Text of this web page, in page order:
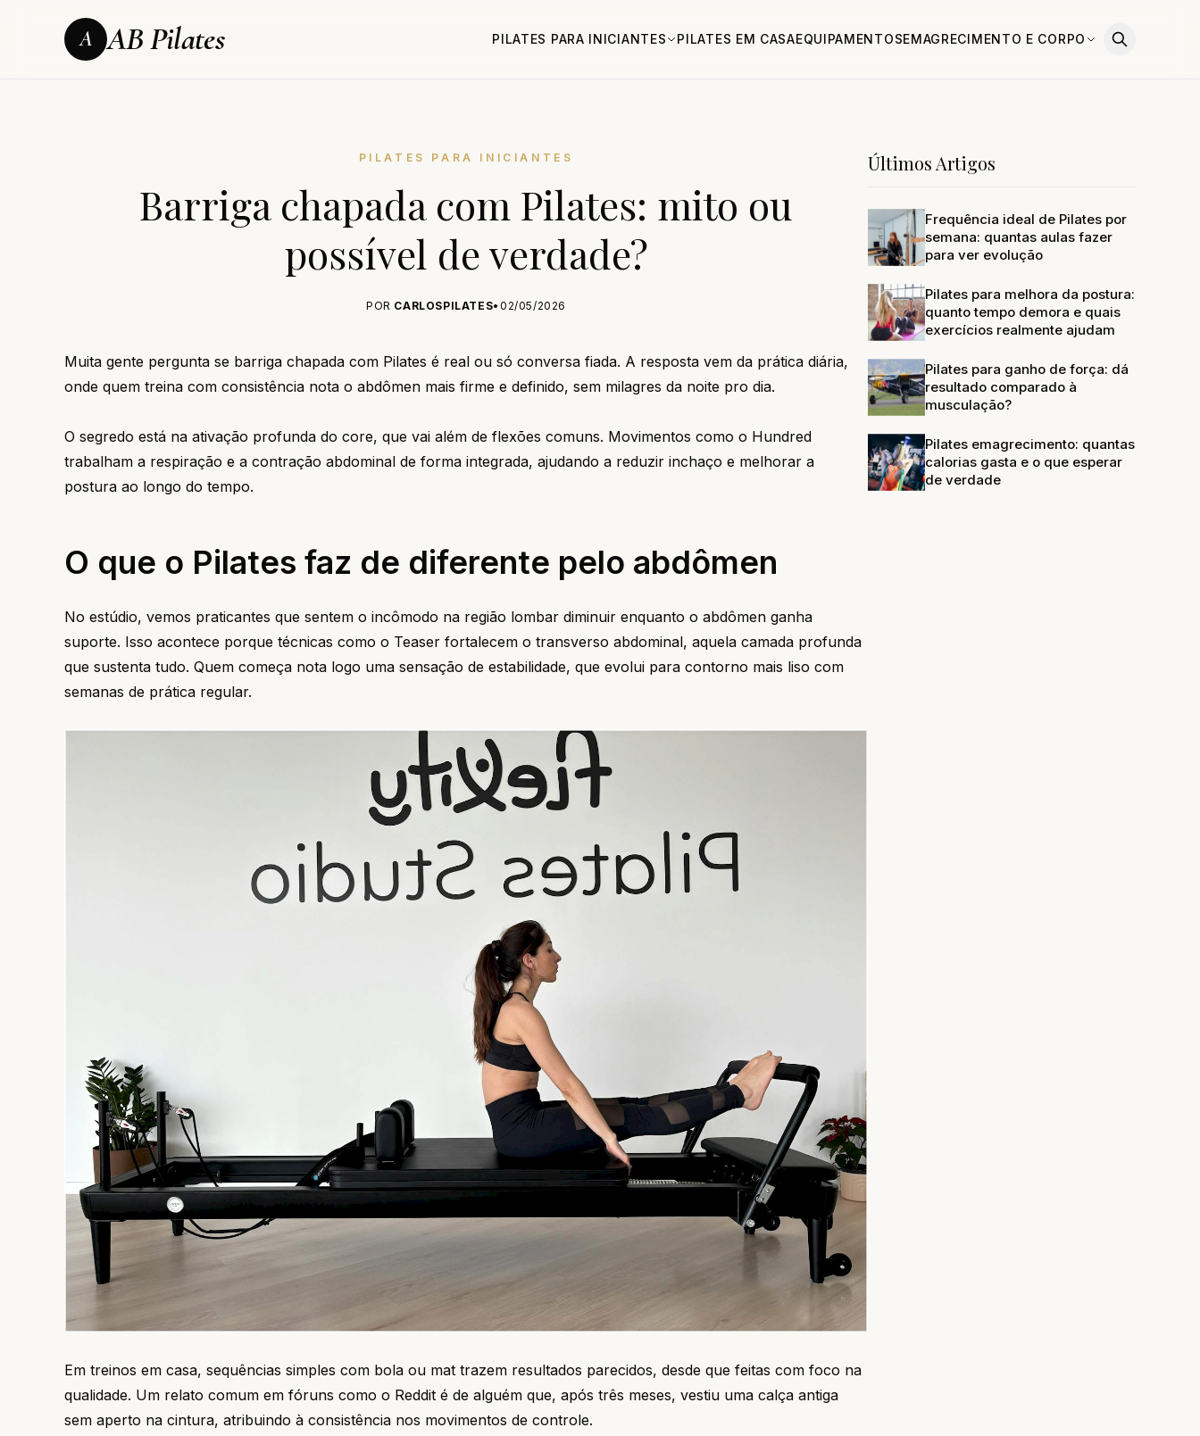
A AB Pilates PILATES PARA INICIANTES PILATES EM CASAEQUIPAMENTOSEMAGRECIMENTO E CORPO
PILATES PARA INICIANTES
Barriga chapada com Pilates: mito ou
possível de verdade?
POR CARLOSPILATES• 02/05/2026
Muita gente pergunta se barriga chapada com Pilates é real ou só conversa fiada. A resposta vem da prática diária,
onde quem treina com consistência nota o abdômen mais firme e definido, sem milagres da noite pro dia.
O segredo está na ativação profunda do core, que vai além de flexões comuns. Movimentos como o Hundred
trabalham a respiração e a contração abdominal de forma integrada, ajudando a reduzir inchaço e melhorar a
postura ao longo do tempo.
O que o Pilates faz de diferente pelo abdômen
No estúdio, vemos praticantes que sentem o incômodo na região lombar diminuir enquanto o abdômen ganha
suporte. Isso acontece porque técnicas como o Teaser fortalecem o transverso abdominal, aquela camada profunda
que sustenta tudo. Quem começa nota logo uma sensação de estabilidade, que evolui para contorno mais liso com
semanas de prática regular.
Em treinos em casa, sequências simples com bola ou mat trazem resultados parecidos, desde que feitas com foco na
qualidade. Um relato comum em fóruns como o Reddit é de alguém que, após três meses, vestiu uma calça antiga
sem aperto na cintura, atribuindo à consistência nos movimentos de controle.
Últimos Artigos
Frequência ideal de Pilates por
semana: quantas aulas fazer
para ver evolução
Pilates para melhora da postura:
quanto tempo demora e quais
exercícios realmente ajudam
Pilates para ganho de força: dá
resultado comparado à
musculação?
Pilates emagrecimento: quantas
calorias gasta e o que esperar
de verdade